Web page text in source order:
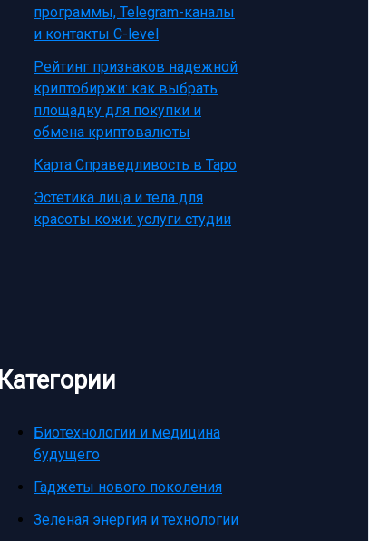
программы, Telegram-каналы
и контакты C-level
Рейтинг признаков надежной
криптобиржи: как выбрать
площадку для покупки и
обмена криптовалюты
Карта Справедливость в Таро
Эстетика лица и тела для
красоты кожи: услуги студии
Категории
Биотехнологии и медицина
будущего
Гаджеты нового поколения
Зеленая энергия и технологии